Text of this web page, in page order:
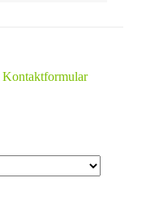
Kontaktformular